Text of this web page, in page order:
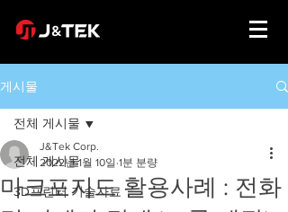
게시물
전체 게시물
3D프린터 기술자료
전체 게시물
마크포지드 활용사례 : 전화
J&Tek Corp.
2022년 1월 10일 1분 분량